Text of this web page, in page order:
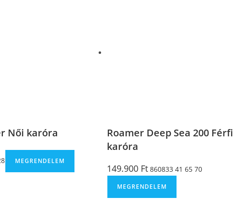
Női karóra
MEGRENDELEM
Roamer Deep Sea 200 Férfi
karóra
149.900 Ft860833 41 65 70
MEGRENDELEM